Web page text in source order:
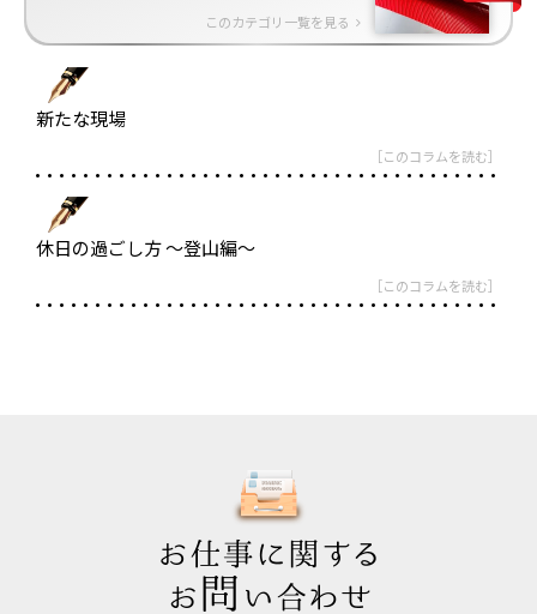
このカテゴリ一覧を見る
新たな現場
このコラムを読む
休日の過ごし方 ～登山編～
このコラムを読む